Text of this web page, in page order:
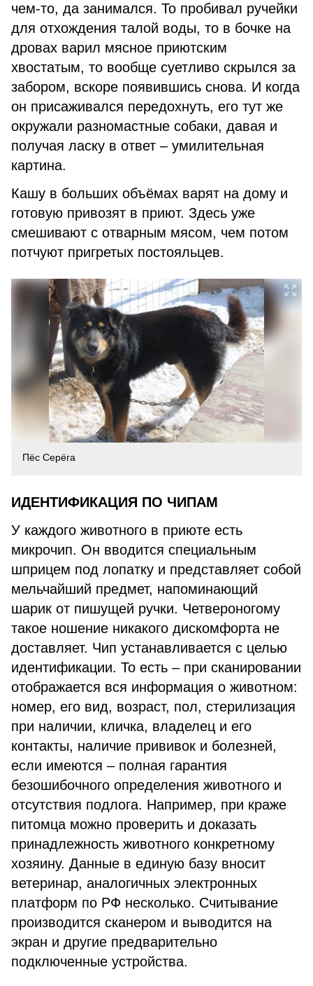
чем-то, да занимался. То пробивал ручейки
для отхождения талой воды, то в бочке на
дровах варил мясное приютским
хвостатым, то вообще суетливо скрылся за
забором, вскоре появившись снова. И когда
он присаживался передохнуть, его тут же
окружали разномастные собаки, давая и
получая ласку в ответ – умилительная
картина.
Кашу в больших объёмах варят на дому и
готовую привозят в приют. Здесь уже
смешивают с отварным мясом, чем потом
потчуют пригретых постояльцев.
Пёс Серёга
ИДЕНТИФИКАЦИЯ ПО ЧИПАМ
У каждого животного в приюте есть
микрочип. Он вводится специальным
шприцем под лопатку и представляет собой
мельчайший предмет, напоминающий
шарик от пишущей ручки. Четвероногому
такое ношение никакого дискомфорта не
доставляет. Чип устанавливается с целью
идентификации. То есть – при сканировании
отображается вся информация о животном:
номер, его вид, возраст, пол, стерилизация
при наличии, кличка, владелец и его
контакты, наличие прививок и болезней,
если имеются – полная гарантия
безошибочного определения животного и
отсутствия подлога. Например, при краже
питомца можно проверить и доказать
принадлежность животного конкретному
хозяину. Данные в единую базу вносит
ветеринар, аналогичных электронных
платформ по РФ несколько. Считывание
производится сканером и выводится на
экран и другие предварительно
подключенные устройства.